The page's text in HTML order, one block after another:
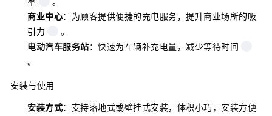
商业中心：为顾客提供便捷的充电服务，提升商业场所的吸
引力
。
电动汽车服务站：快速为车辆补充电量，减少等待时间
。
安装与使用
安装方式：支持落地式或壁挂式安装，体积小巧，安装方便